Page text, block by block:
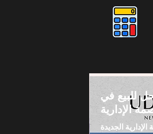
للبيع في
الإدارية
الإدارية الجديدة